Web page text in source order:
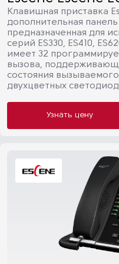
Клавишная приставка
дополнительная
предназначенная для
серий ES330, ES410,
имеет 32
вызова,
состояния
двухцветных
Узнать цену